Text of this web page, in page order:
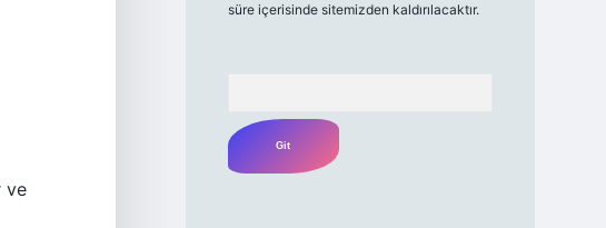
ve
süre içerisinde sitemizden kaldırılacaktır.